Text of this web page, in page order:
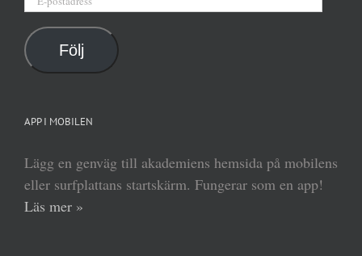
Följ
APP I MOBILEN
Lägg en genväg till akademiens hemsida på mobilens
eller surfplattans startskärm. Fungerar som en app!
Läs mer »